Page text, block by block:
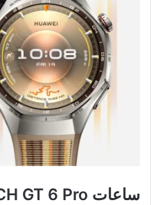
ساعات HUAWEI WATCH GT 6 Pro